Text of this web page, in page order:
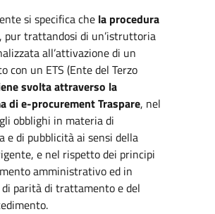
si specifica che la procedura
, pur trattandosi di un’istruttoria
all’attivazione di un
con un ETS (Ente del Terzo
svolta attraverso la
di e-procurement Traspare, nel
obblighi in materia di
e di pubblicità ai sensi della
e nel rispetto dei principi
amministrativo ed in
parità di trattamento e del